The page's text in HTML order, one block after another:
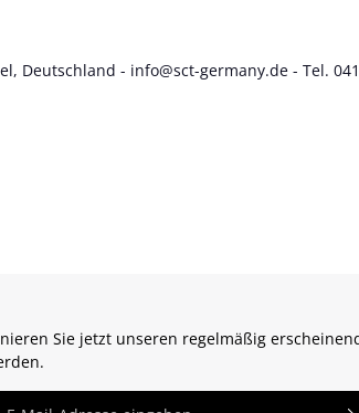
Deutschland - info@sct-germany.de - Tel.
Sie jetzt unseren regelmäßig
Adresse*